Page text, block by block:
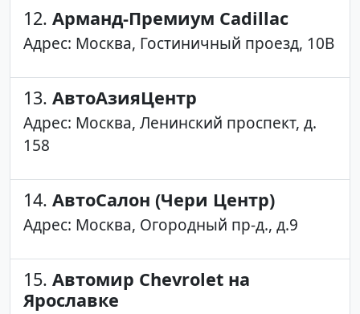
12. Арманд-Премиум Cadillac
Адрес: Москва, Гостиничный проезд, 10В
13. АвтоАзияЦентр
Адрес: Москва, Ленинский проспект, д.
158
14. АвтоСалон (Чери Центр)
Адрес: Москва, Огородный пр-д., д.9
15. Автомир Chevrolet на
Ярославке